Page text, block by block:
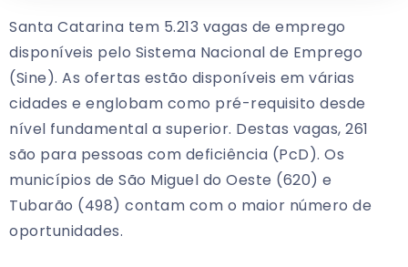
Santa Catarina tem 5.213 vagas de emprego
disponíveis pelo Sistema Nacional de Emprego
(Sine). As ofertas estão disponíveis em várias
cidades e englobam como pré-requisito desde
nível fundamental a superior. Destas vagas, 261
são para pessoas com deficiência (PcD). Os
municípios de São Miguel do Oeste (620) e
Tubarão (498) contam com o maior número de
oportunidades.